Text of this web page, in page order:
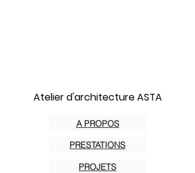
A PROPOS
PRESTATIONS
PROJETS
Atelier d'architecture ASTA